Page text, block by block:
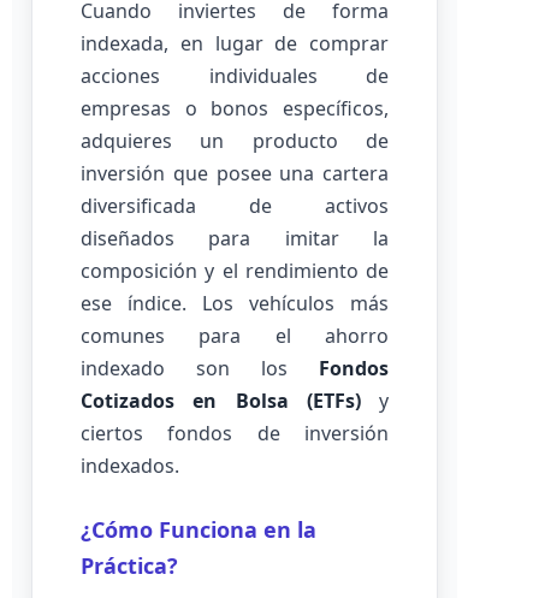
Cuando inviertes de forma
indexada, en lugar de comprar
acciones individuales de
empresas o bonos específicos,
adquieres un producto de
inversión que posee una cartera
diversificada de activos
diseñados para imitar la
composición y el rendimiento de
ese índice. Los vehículos más
comunes para el ahorro
indexado son los Fondos
Cotizados en Bolsa (ETFs)y
ciertos fondos de inversión
indexados.
¿Cómo Funciona en la
Práctica?